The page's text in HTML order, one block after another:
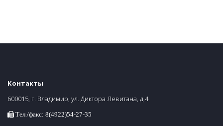
Контакты
600015, г. Владимир, ул. Диктора Левитана, д.4
Тел./факс: 8(4922)54-27-35